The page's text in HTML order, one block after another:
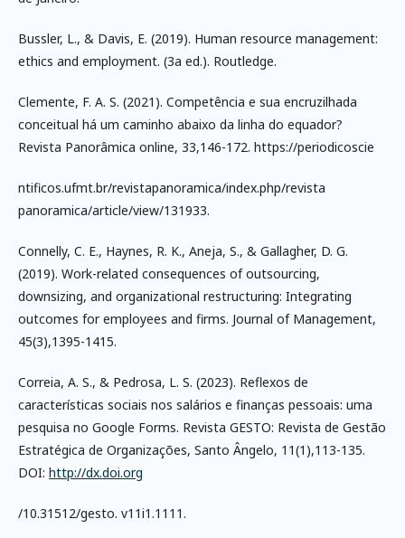
Bussler, L., & Davis, E. (2019). Human resource management:
ethics and employment. (3a ed.). Routledge.
Clemente, F. A. S. (2021). Competência e sua encruzilhada
conceitual há um caminho abaixo da linha do equador?
Revista Panorâmica online, 33,146-172. https://periodicoscie
ntificos.ufmt.br/revistapanoramica/index.php/revista
panoramica/article/view/131933.
Connelly, C. E., Haynes, R. K., Aneja, S., & Gallagher, D. G.
(2019). Work-related consequences of outsourcing,
downsizing, and organizational restructuring: Integrating
outcomes for employees and firms. Journal of Management,
45(3),1395-1415.
Correia, A. S., & Pedrosa, L. S. (2023). Reflexos de
características sociais nos salários e finanças pessoais: uma
pesquisa no Google Forms. Revista GESTO: Revista de Gestão
Estratégica de Organizações, Santo Ângelo, 11(1),113-135.
DOI: http://dx.doi.org
/10.31512/gesto. v11i1.1111.